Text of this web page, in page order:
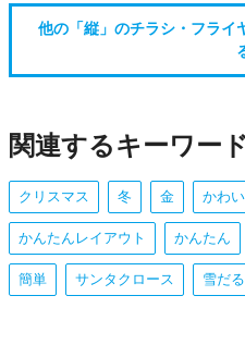
他の「縦」のチラシ・フライ
関連するキーワード
クリスマス 冬 金 かわ
かんたんレイアウト かんたん
簡単 サンタクロース 雪だ